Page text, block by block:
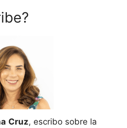
Cruz, escribo sobre la